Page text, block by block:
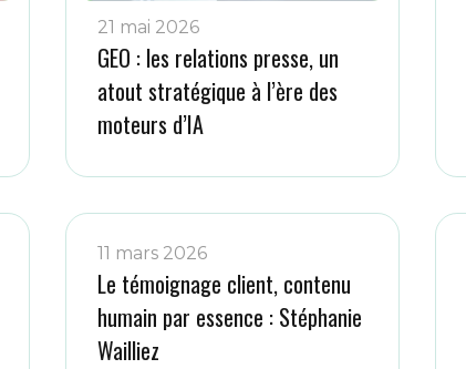
21 mai 2026
GEO : les relations presse, un
atout stratégique à l’ère des
moteurs d’IA
11 mars 2026
Le témoignage client, contenu
humain par essence : Stéphanie
Wailliez